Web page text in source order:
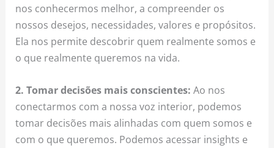
nos conhecermos melhor, a compreender os
nossos desejos, necessidades, valores e propósitos.
Ela nos permite descobrir quem realmente somos e
o que realmente queremos na vida.
2. Tomar decisões mais conscientes: Ao nos
conectarmos com a nossa voz interior, podemos
tomar decisões mais alinhadas com quem somos e
com o que queremos. Podemos acessar insights e